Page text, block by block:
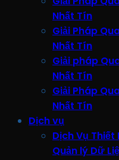
Nhất Tín
Giải Pháp
Nhất Tín
Giải pháp
Nhất Tín
Giải Pháp
Nhất Tín
Dịch vụ
Dịch Vụ Thiết
Quản lý Dữ